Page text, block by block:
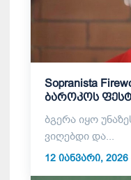
Sopranista
ბაროკოს
ბგერა იყო
ვიღებდი და...
12 ᲘᲐᲜᲕᲐᲠᲘ, 2026